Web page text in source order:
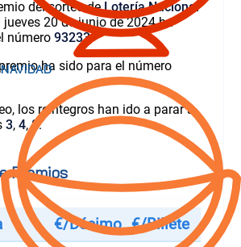
del sorteo deLotería Nacional
jueves 20 de junio de 2024 ha
número 93233.
ha sido para el número
los reintegros han ido a parar a
3, 4,8 .
Premios
€/Décimo €/Billete